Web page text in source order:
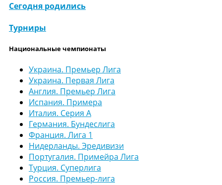
Сегодня родились
Турниры
Национальные чемпионаты
Украина. Премьер Лига
Украина. Первая Лига
Англия. Премьер Лига
Испания. Примера
Италия. Серия А
Германия. Бундеслига
Франция. Лига 1
Нидерланды. Эредивизи
Португалия. Примейра Лига
Турция. Суперлига
Россия. Премьер-лига